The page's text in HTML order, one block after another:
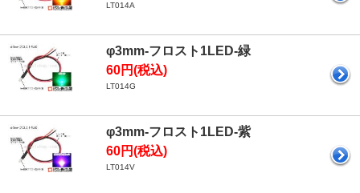
LT014A
φ3mm-フロスト1LED-緑
60円(税込)
LT014G
φ3mm-フロスト1LED-紫
60円(税込)
LT014V